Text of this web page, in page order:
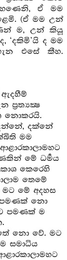
ඒ මම
(ඒ මම උන්
ම, උන් කියූ
‘දකිමි’යි ද මම
එසේ කීහ.
ඇදහීම්
ප්‍රත්‍යක්‍ෂ
නොකරයි.
දක්නේ
මම
මේ ධර්‍මය
කෙරෙහි
තෙමේ
මේ අදහස
පමණක් නො
පමණක් ම
නො වේ. මට
සමාධිය